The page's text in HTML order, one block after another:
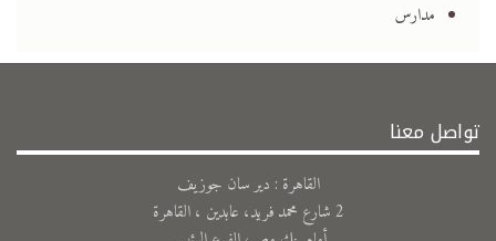
مدارس
تواصل معنا
القاهرة : دير سان جوزيف
2 شارع محمد فريد، عابدين ، القاهرة